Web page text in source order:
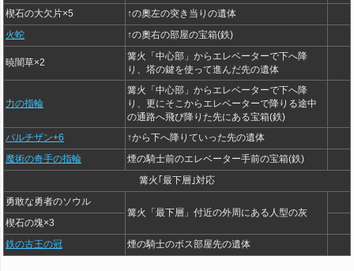
楔石の大欠片×5
↑の奧左の突き当りの遺体
火蛇
↑の奧右の部屋の宝箱(鉄)
暁闇草×2
篝火「中心部」からエレベーターで下へ降
り、塔の鍵を使って進んだ先の遺体
力の指輪
篝火「中心部」からエレベーターで下へ降
り、更にそこからエレベーターで降りる途中
の通路へ飛び降りた先にある宝箱(鉄)
パルチザン+6
↑から下へ降りていった先の遺体
魔術の奇手の指輪
煙の騎士前のエレベーター手前の宝箱(鉄)
篝火｢最下層｣対応
勇敢な勇者のソウル
篝火「最下層」付近の外周にある人型の灰
楔石の塊×3
鉄の古王の冠
煙の騎士のボス部屋先の遺体